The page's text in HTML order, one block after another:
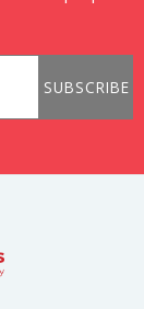
SUBSCRIBE